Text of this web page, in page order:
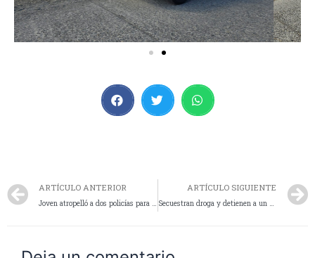
ARTÍCULO ANTERIOR
Joven atropelló a dos policías para evadir un control y fue detenido
ARTÍCULO SIGUIENTE
Secuestran droga y detienen a un hombre que intentó huir de un control vehicular